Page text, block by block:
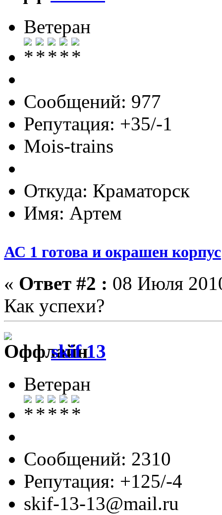
Ветеран
Сообщений: 977
Репутация: +35/-1
Mois-trains
Откуда: Краматорск
Имя: Артем
АС 1 готова и окрашен корпус
« Ответ #2 : 08 Июля
Как успехи?
skif 13
Ветеран
Сообщений: 2310
Репутация: +125/-4
skif-13-13@mail.ru